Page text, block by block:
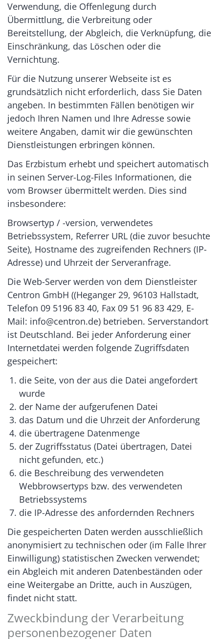
Verwendung, die Offenlegung durch
Übermittlung, die Verbreitung oder
Bereitstellung, der Abgleich, die Verknüpfung, die
Einschränkung, das Löschen oder die
Vernichtung.
Für die Nutzung unserer Webseite ist es
grundsätzlich nicht erforderlich, dass Sie Daten
angeben. In bestimmten Fällen benötigen wir
jedoch Ihren Namen und Ihre Adresse sowie
weitere Angaben, damit wir die gewünschten
Dienstleistungen erbringen können.
Das Erzbistum erhebt und speichert automatisch
in seinen Server-Log-Files Informationen, die
vom Browser übermittelt werden. Dies sind
insbesondere:
Browsertyp / -version, verwendetes
Betriebssystem, Referrer URL (die zuvor besuchte
Seite), Hostname des zugreifenden Rechners (IP-
Adresse) und Uhrzeit der Serveranfrage.
Die Web-Server werden von dem Dienstleister
Centron GmbH ((Heganger 29, 96103 Hallstadt,
Telefon 09 5196 83 40, Fax 09 51 96 83 429, E-
Mail: info@centron.de) betrieben. Serverstandort
ist Deutschland. Bei jeder Anforderung einer
Internetdatei werden folgende Zugriffsdaten
gespeichert:
die Seite, von der aus die Datei angefordert
wurde
der Name der aufgerufenen Datei
das Datum und die Uhrzeit der Anforderung
die übertragene Datenmenge
der Zugriffsstatus (Datei übertragen, Datei
nicht gefunden, etc.)
die Beschreibung des verwendeten
Webbrowsertyps bzw. des verwendeten
Betriebssystems
die IP-Adresse des anfordernden Rechners
Die gespeicherten Daten werden ausschließlich
anonymisiert zu technischen oder (im Falle Ihrer
Einwilligung) statistischen Zwecken verwendet;
ein Abgleich mit anderen Datenbeständen oder
eine Weitergabe an Dritte, auch in Auszügen,
findet nicht statt.
Zweckbindung der Verarbeitung
personenbezogener Daten